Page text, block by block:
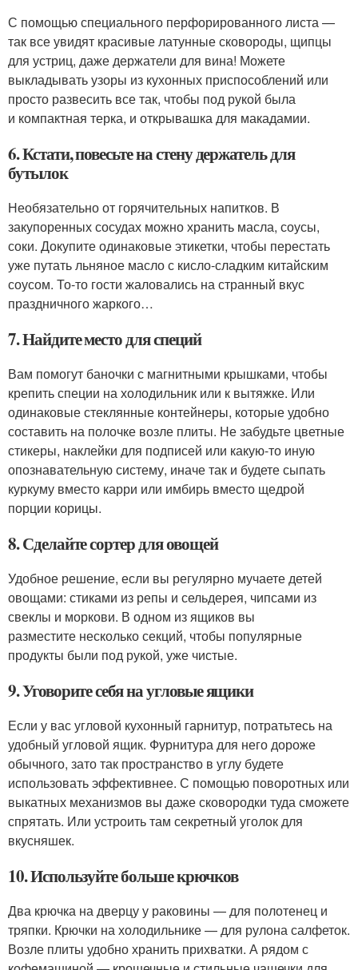
С помощью специального перфорированного листа —
так все увидят красивые латунные сковороды, щипцы
для устриц, даже держатели для вина! Можете
выкладывать узоры из кухонных приспособлений или
просто развесить все так, чтобы под рукой была
и компактная терка, и открывашка для макадамии.
6. Кстати, повесьте на стену держатель для
бутылок
Необязательно от горячительных напитков. В
закупоренных сосудах можно хранить масла, соусы,
соки. Докупите одинаковые этикетки, чтобы перестать
уже путать льняное масло с кисло-сладким китайским
соусом. То-то гости жаловались на странный вкус
праздничного жаркого…
7. Найдите место для специй
Вам помогут баночки с магнитными крышками, чтобы
крепить специи на холодильник или к вытяжке. Или
одинаковые стеклянные контейнеры, которые удобно
составить на полочке возле плиты. Не забудьте цветные
стикеры, наклейки для подписей или какую-то иную
опознавательную систему, иначе так и будете сыпать
куркуму вместо карри или имбирь вместо щедрой
порции корицы.
8. Сделайте сортер для овощей
Удобное решение, если вы регулярно мучаете детей
овощами: стиками из репы и сельдерея, чипсами из
свеклы и моркови. В одном из ящиков вы
разместите несколько секций, чтобы популярные
продукты были под рукой, уже чистые.
9. Уговорите себя на угловые ящики
Если у вас угловой кухонный гарнитур, потратьтесь на
удобный угловой ящик. Фурнитура для него дороже
обычного, зато так пространство в углу будете
использовать эффективнее. С помощью поворотных или
выкатных механизмов вы даже сковородки туда сможете
спрятать. Или устроить там секретный уголок для
вкусняшек.
10. Используйте больше крючков
Два крючка на дверцу у раковины — для полотенец и
тряпки. Крючки на холодильнике — для рулона салфеток.
Возле плиты удобно хранить прихватки. А рядом с